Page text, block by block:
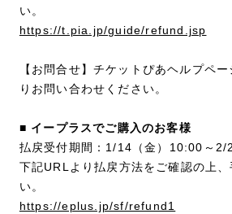
い。
https://t.pia.jp/guide/refund.jsp
【お問合せ】チケットぴあヘルプペ
りお問い合わせください。
■ イープラスでご購入のお客様
払戻受付期間：1/14（金）10:00～2/
下記URLより払戻方法をご確認の上、
い。
https://eplus.jp/sf/refund1